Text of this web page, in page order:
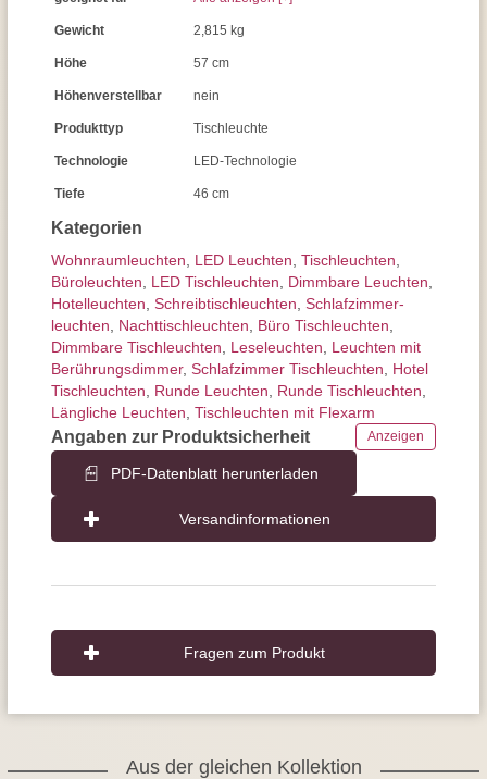
Kategorien
Wohnraum­leuchten LED Leuchten Tisch­leuchten
Büroleuchten
LED Tischleuchten Dimmbare Leuchten
Hotelleuchten Schreibtisch­leuchten Schlafzimmer­
leuchten
Nachttisch­leuchten Büro Tischleuchten
Dimmbare Tischleuchten
Leseleuchten
Leuchten mit
Berührungs­dimmer, Schlafzimmer Tischleuchten
Hotel
Tischleuchten
Runde Leuchten Runde Tischleuchten
Längliche Leuchten Tischleuchten mit Flexarm
Angaben zur Produktsicherheit Anzeigen
PDF-Datenblatt herunterladen
Versandinformationen
Gewicht 2,815 kg
Höhe 57 cm
Höhenverstellbar nein
Produkttyp Tischleuchte
Technologie LED-Technologie
Tiefe 46 cm
Fragen zum Produkt
Aus der gleichen Kollektion